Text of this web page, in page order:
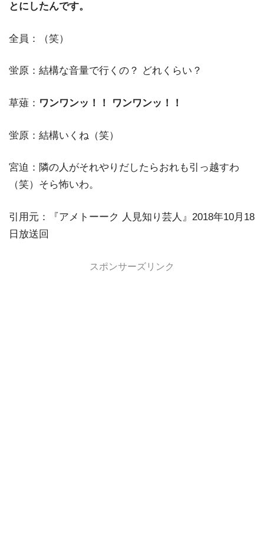
とにしたんです。
全員：（笑）
蛍原：結構な音量で行くの？ どれくらい？
草薙： ワンワンッ！！ ワンワンッ！！
蛍原：結構いくね（笑）
宮迫：隣の人がそれやりだしたらおれも引っ越すわ
（笑）そら怖いわ。
引用元：『アメトーーク 人見知り芸人』2018年10月18
日放送回
スポンサーズリンク